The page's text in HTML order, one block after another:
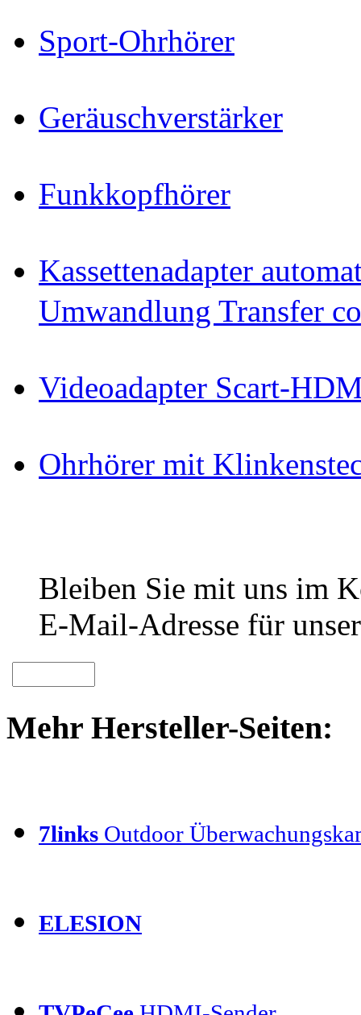
Sport-Ohrhörer
Geräuschverstärker
Funkkopfhörer
Kassettenadapter
Umwandlung Transfer
Videoadapter Scart-
Ohrhörer mit
Bleiben Sie mit uns im
E-Mail-Adresse für
Mehr Hersteller-Seiten:
7links Outdoor
ELESION